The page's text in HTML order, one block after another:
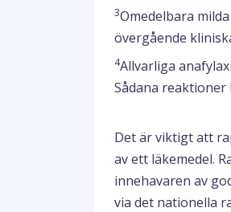
3Omedelbara
övergående
4Allvarliga
Sådana
Det är viktigt att
av ett läkemedel.
innehavaren av
via det nationella